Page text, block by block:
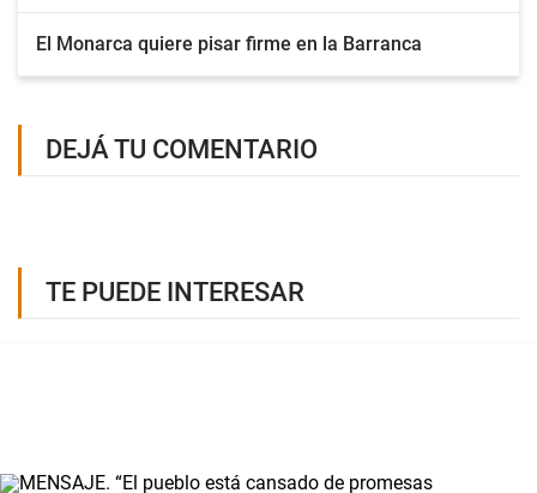
El Monarca quiere pisar firme en la Barranca
DEJÁ TU COMENTARIO
TE PUEDE INTERESAR